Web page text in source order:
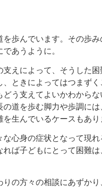
歩んでいます。その歩
あうように。
えによって、そうした困
ときによってはつまず
う支えてよいかわから
道を歩む脚力や歩調に
生んでいるケースもあり
心身の症状となって現
ば子どもにとって困難は
の方々の相談にあずか